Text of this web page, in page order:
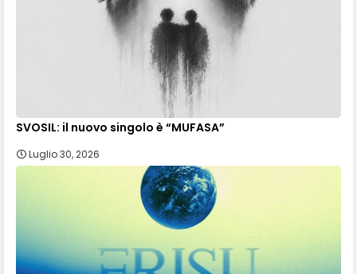
SVOSIL: il nuovo singolo è “MUFASA”
Luglio 30, 2026